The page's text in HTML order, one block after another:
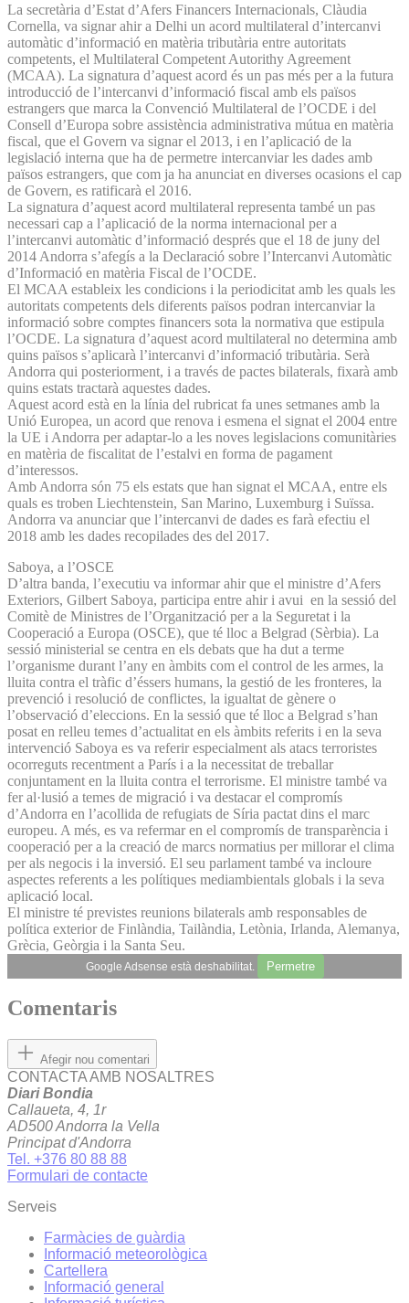
La secretària d’Estat d’Afers Financers Internacionals, Clàudia
Cornella, va signar ahir a Delhi un acord multilateral d’intercanvi
automàtic d’informació en matèria tributària entre autoritats
competents, el Multilateral Competent Autorithy Agreement
(MCAA). La signatura d’aquest acord és un pas més per a la futura
introducció de l’intercanvi d’informació fiscal amb els països
estrangers que marca la Convenció Multilateral de l’OCDE i del
Consell d’Europa sobre assistència administrativa mútua en matèria
fiscal, que el Govern va signar el 2013, i en l’aplicació de la
legislació interna que ha de permetre intercanviar les dades amb
països estrangers, que com ja ha anunciat en diverses ocasions el cap
de Govern, es ratificarà el 2016.
La signatura d’aquest acord multilateral representa també un pas
necessari cap a l’aplicació de la norma internacional per a
l’intercanvi automàtic d’informació després que el 18 de juny del
2014 Andorra s’afegís a la Declaració sobre l’Intercanvi Automàtic
d’Informació en matèria Fiscal de l’OCDE.
El MCAA estableix les condicions i la periodicitat amb les quals les
autoritats competents dels diferents països podran intercanviar la
informació sobre comptes financers sota la normativa que estipula
l’OCDE. La signatura d’aquest acord multilateral no determina amb
quins països s’aplicarà l’intercanvi d’informació tributària. Serà
Andorra qui posteriorment, i a través de pactes bilaterals, fixarà amb
quins estats tractarà aquestes dades.
Aquest acord està en la línia del rubricat fa unes setmanes amb la
Unió Europea, un acord que renova i esmena el signat el 2004 entre
la UE i Andorra per adaptar-lo a les noves legislacions comunitàries
en matèria de fiscalitat de l’estalvi en forma de pagament
d’interessos.
Amb Andorra són 75 els estats que han signat el MCAA, entre els
quals es troben Liechtenstein, San Marino, Luxemburg i Suïssa.
Andorra va anunciar que l’intercanvi de dades es farà efectiu el
2018 amb les dades recopilades des del 2017.
Saboya, a l’OSCE
D’altra banda, l’executiu va informar ahir que el ministre d’Afers
Exteriors, Gilbert Saboya, participa entre ahir i avui en la sessió del
Comitè de Ministres de l’Organització per a la Seguretat i la
Cooperació a Europa (OSCE), que té lloc a Belgrad (Sèrbia). La
sessió ministerial se centra en els debats que ha dut a terme
l’organisme durant l’any en àmbits com el control de les armes, la
lluita contra el tràfic d’éssers humans, la gestió de les fronteres, la
prevenció i resolució de conflictes, la igualtat de gènere o
l’observació d’eleccions. En la sessió que té lloc a Belgrad s’han
posat en relleu temes d’actualitat en els àmbits referits i en la seva
intervenció Saboya es va referir especialment als atacs terroristes
ocorreguts recentment a París i a la necessitat de treballar
conjuntament en la lluita contra el terrorisme. El ministre també va
fer al·lusió a temes de migració i va destacar el compromís
d’Andorra en l’acollida de refugiats de Síria pactat dins el marc
europeu. A més, es va refermar en el compromís de transparència i
cooperació per a la creació de marcs normatius per millorar el clima
per als negocis i la inversió. El seu parlament també va incloure
aspectes referents a les polítiques mediambientals globals i la seva
aplicació local.
El ministre té previstes reunions bilaterals amb responsables de
política exterior de Finlàndia, Tailàndia, Letònia, Irlanda, Alemanya,
Grècia, Geòrgia i la Santa Seu.
Google Adsense està deshabilitat. Permetre
Comentaris
Afegir nou comentari
CONTACTA AMB NOSALTRES
Diari Bondia
Callaueta, 4, 1r
AD500 Andorra la Vella
Principat d'Andorra
Tel. +376 80 88 88
Formulari de contacte
Serveis
Farmàcies de guàrdia
Informació meteorològica
Cartellera
Informació general